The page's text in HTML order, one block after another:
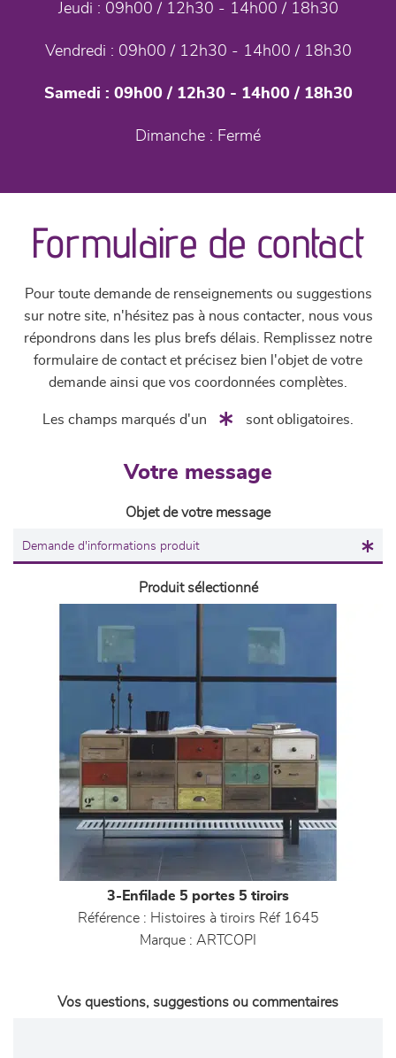
Jeudi : 09h00 / 12h30 - 14h00 / 18h30
Vendredi : 09h00 / 12h30 - 14h00 / 18h30
Samedi : 09h00 / 12h30 - 14h00 / 18h30
Dimanche : Fermé
Formulaire de contact
Pour toute demande de renseignements ou suggestions
sur notre site, n'hésitez pas à nous contacter, nous vous
répondrons dans les plus brefs délais. Remplissez notre
formulaire de contact et précisez bien l'objet de votre
demande ainsi que vos coordonnées complètes.
Les champs marqués d'un sont obligatoires.
Votre message
Objet de votre message
Produit sélectionné
3-Enfilade 5 portes 5 tiroirs
Référence : Histoires à tiroirs Réf 1645
Marque : ARTCOPI
Vos questions, suggestions ou commentaires